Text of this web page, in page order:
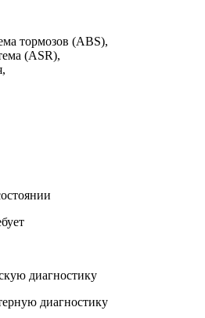
тормозов (ABS),
(ASR),
,
диагностику
диагностику